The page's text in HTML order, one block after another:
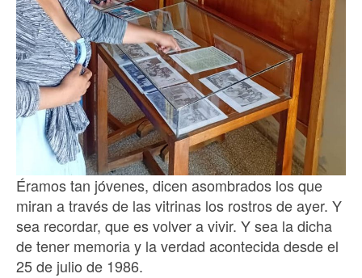
Éramos tan jóvenes, dicen asombrados los que
miran a través de las vitrinas los rostros de ayer. Y
sea recordar, que es volver a vivir. Y sea la dicha
de tener memoria y la verdad acontecida desde el
25 de julio de 1986.